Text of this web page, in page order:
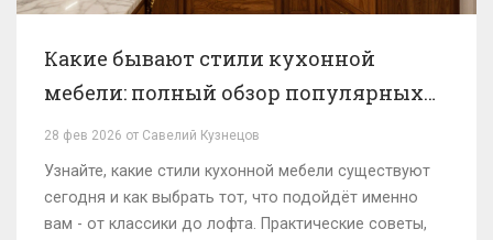
Какие бывают стили кухонной
мебели: полный обзор популярных
вариантов
28 фев 2026 от Савелий Кузнецов
Узнайте, какие стили кухонной мебели существуют
сегодня и как выбрать тот, что подойдёт именно
вам - от классики до лофта. Практические советы,